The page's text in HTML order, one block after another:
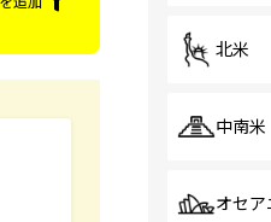
北米
中南米
オセア